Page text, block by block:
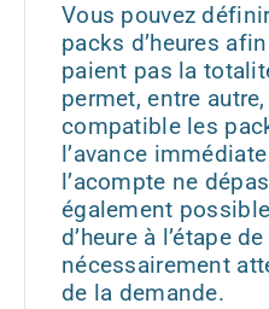
Vous pouvez
packs d’heures
paient pas la
permet, entre
compatible les
l’avance
l’acompte ne
également
d’heure à l’étape
nécessairement
de la demande.